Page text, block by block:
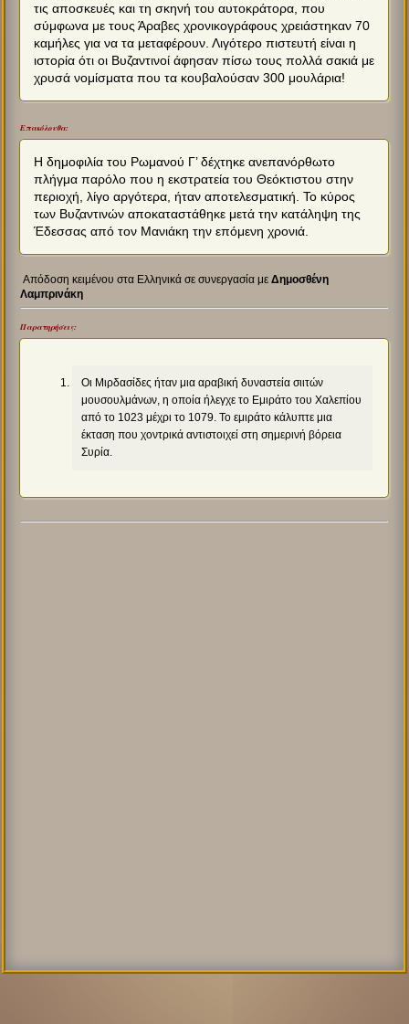
τις αποσκευές και τη σκηνή του αυτοκράτορα, που
σύμφωνα με τους Άραβες χρονικογράφους χρειάστηκαν 70
καμήλες για να τα μεταφέρουν. Λιγότερο πιστευτή είναι η
ιστορία ότι οι Βυζαντινοί άφησαν πίσω τους πολλά σακιά με
χρυσά νομίσματα που τα κουβαλούσαν 300 μουλάρια!
Επακόλουθα:
Η δημοφιλία του Ρωμανού Γ’ δέχτηκε ανεπανόρθωτο
πλήγμα παρόλο που η εκστρατεία του Θεόκτιστου στην
περιοχή, λίγο αργότερα, ήταν αποτελεσματική. Το κύρος
των Βυζαντινών αποκαταστάθηκε μετά την κατάληψη της
Έδεσσας από τον Μανιάκη την επόμενη χρονιά.
Απόδοση κειμένου στα Ελληνικά σε συνεργασία μεΔημοσθένη
Λαμπρινάκη
Παρατηρήσεις:
Οι Μιρδασίδες ήταν μια αραβική δυναστεία σιιτών
μουσουλμάνων, η οποία ήλεγχε το Εμιράτο του Χαλεπίου
από το 1023 μέχρι το 1079. Το εμιράτο κάλυπτε μια
έκταση που χοντρικά αντιστοιχεί στη σημερινή βόρεια
Συρία.